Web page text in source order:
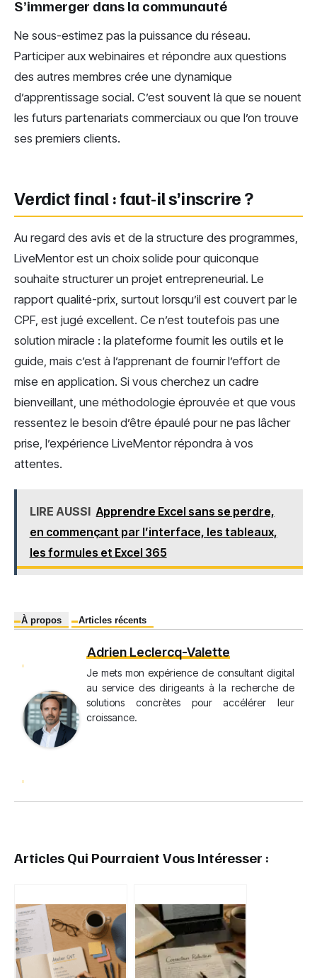
S’immerger dans la communauté
Ne sous-estimez pas la puissance du réseau.
Participer aux webinaires et répondre aux questions
des autres membres crée une dynamique
d’apprentissage social. C’est souvent là que se nouent
les futurs partenariats commerciaux ou que l’on trouve
ses premiers clients.
Verdict final : faut-il s’inscrire ?
Au regard des avis et de la structure des programmes,
LiveMentor est un choix solide pour quiconque
souhaite structurer un projet entrepreneurial. Le
rapport qualité-prix, surtout lorsqu’il est couvert par le
CPF, est jugé excellent. Ce n’est toutefois pas une
solution miracle : la plateforme fournit les outils et le
guide, mais c’est à l’apprenant de fournir l’effort de
mise en application. Si vous cherchez un cadre
bienveillant, une méthodologie éprouvée et que vous
ressentez le besoin d’être épaulé pour ne pas lâcher
prise, l’expérience LiveMentor répondra à vos
attentes.
LIRE AUSSI Apprendre Excel sans se perdre,
en commençant par l’interface, les tableaux,
les formules et Excel 365
À propos Articles récents
Adrien Leclercq-Valette
Je mets mon expérience de consultant digital
au service des dirigeants à la recherche de
solutions concrètes pour accélérer leur
croissance.
Articles Qui Pourraient Vous Intéresser :